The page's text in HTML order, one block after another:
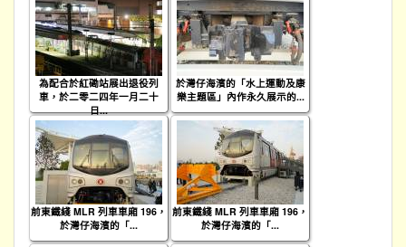
為配合於紅磡站展出退役列
車，於二零二四年一月二十
日...
於灣仔海濱的「水上運動及康
樂主題區」內作永久展示的...
前東鐵綫 MLR 列車車廂 196，
於灣仔海濱的「...
前東鐵綫 MLR 列車車廂 196，
於灣仔海濱的「...